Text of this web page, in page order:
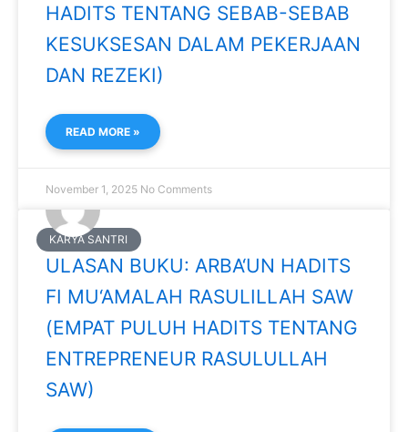
HADITS TENTANG SEBAB-SEBAB
KESUKSESAN DALAM PEKERJAAN
DAN REZEKI)
READ MORE »
November 1, 2025 No Comments
KARYA SANTRI
ULASAN BUKU: ARBA‘UN HADITS
FI MU‘AMALAH RASULILLAH SAW
(EMPAT PULUH HADITS TENTANG
ENTREPRENEUR RASULULLAH
SAW)